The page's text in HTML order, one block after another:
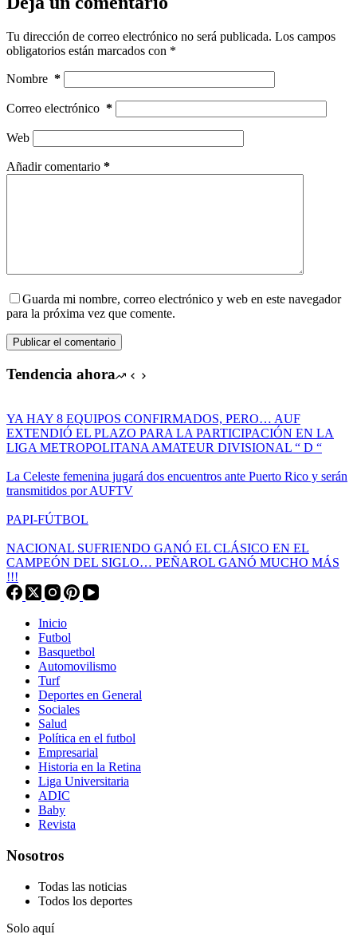
Tu dirección de correo electrónico no será publicada. Los campos
obligatorios están marcados con *
Nombre *
Correo electrónico *
Web
Añadir comentario *
Guarda mi nombre, correo electrónico y web en este navegador
para la próxima vez que comente.
Publicar el comentario
Tendencia ahora
YA HAY 8 EQUIPOS CONFIRMADOS, PERO… AUF
EXTENDIÓ EL PLAZO PARA LA PARTICIPACIÓN EN LA
LIGA METROPOLITANA AMATEUR DIVISIONAL “ D “
La Celeste femenina jugará dos encuentros ante Puerto Rico y serán
transmitidos por AUFTV
PAPI-FÚTBOL
NACIONAL SUFRIENDO GANÓ EL CLÁSICO EN EL
CAMPEÓN DEL SIGLO… PEÑAROL GANÓ MUCHO MÁS
!!!
Inicio
Futbol
Basquetbol
Automovilismo
Turf
Deportes en General
Sociales
Salud
Política en el futbol
Empresarial
Historia en la Retina
Liga Universitaria
ADIC
Baby
Revista
Nosotros
Todas las noticias
Todos los deportes
Solo aquí